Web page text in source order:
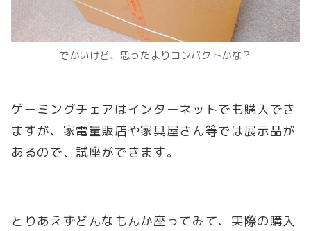
でかいけど、思ったよりコンパクトかな？
ゲーミングチェアはインターネットでも購入でき
ますが、家電量販店や家具屋さん等では展示品が
あるので、試座ができます。
とりあえずどんなもんか座ってみて、実際の購入